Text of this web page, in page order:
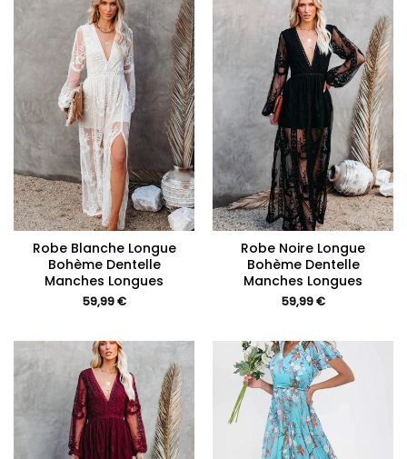
Robe Blanche Longue
Bohème Dentelle
Manches Longues
59,99€
Robe Noire Longue
Bohème Dentelle
Manches Longues
59,99€